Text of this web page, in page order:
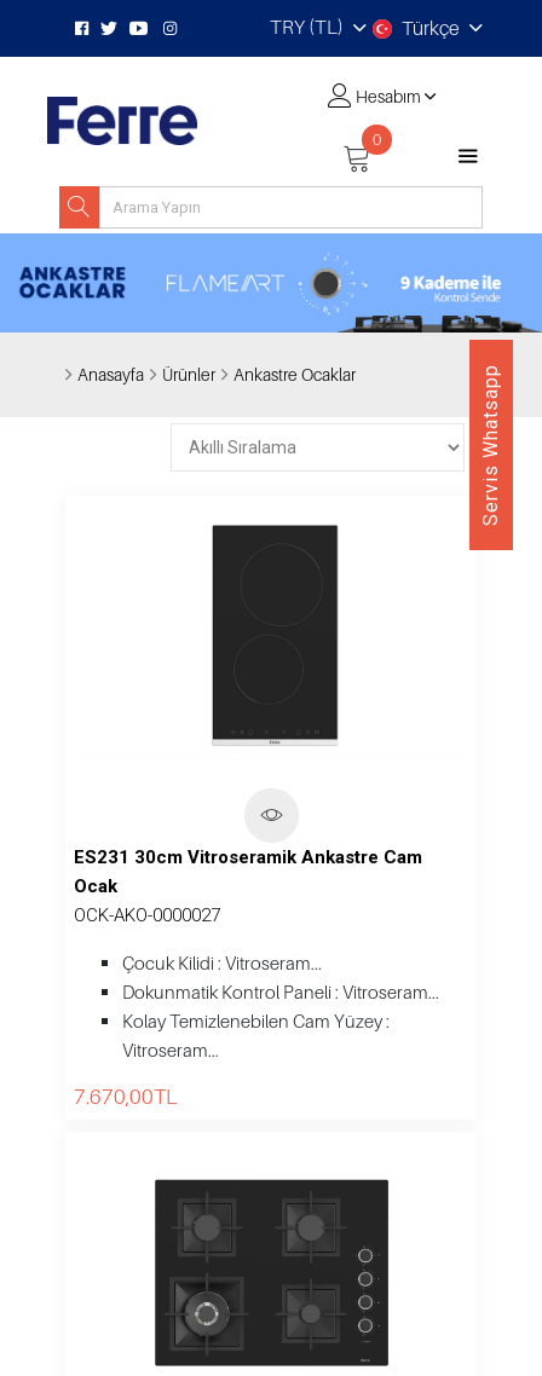
TRY (TL) Türkçe
Hesabım
0
Anasayfa Ürünler Ankastre Ocaklar
ES231 30cm Vitroseramik Ankastre Cam
Ocak
OCK-AKO-0000027
Çocuk Kilidi : Vitroseram...
Dokunmatik Kontrol Paneli : Vitroseram...
Kolay Temizlenebilen Cam Yüzey :
Vitroseram...
7.670,00TL
Servis Whatsapp